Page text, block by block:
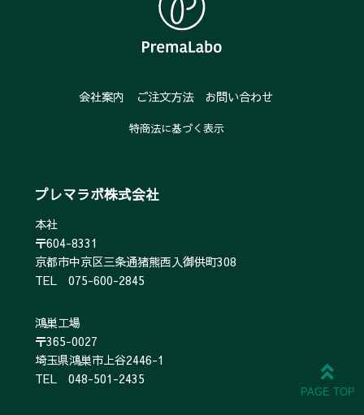
会社案内 ご注文方法 お問い合わせ
特商法に基づく表示
プレマラボ株式会社
本社
〒604-8331
京都市中京区三条通猪熊西入御供町308
TEL 075-600-2845
鴻巣工場
〒365-0027
埼玉県鴻巣市上谷2446-1
TEL 048-501-2435